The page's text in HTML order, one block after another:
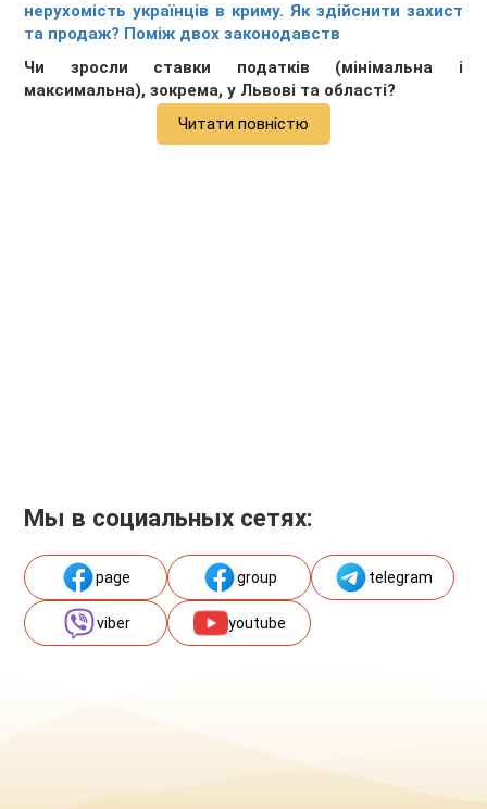
нерухомість українців в криму. Як здійснити захист
та продаж? Поміж двох законодавств
Чи зросли ставки податків (мінімальна і
максимальна), зокрема, у Львові та області?
Читати повністю
Мы в социальных сетях:
page group telegram
viber youtube